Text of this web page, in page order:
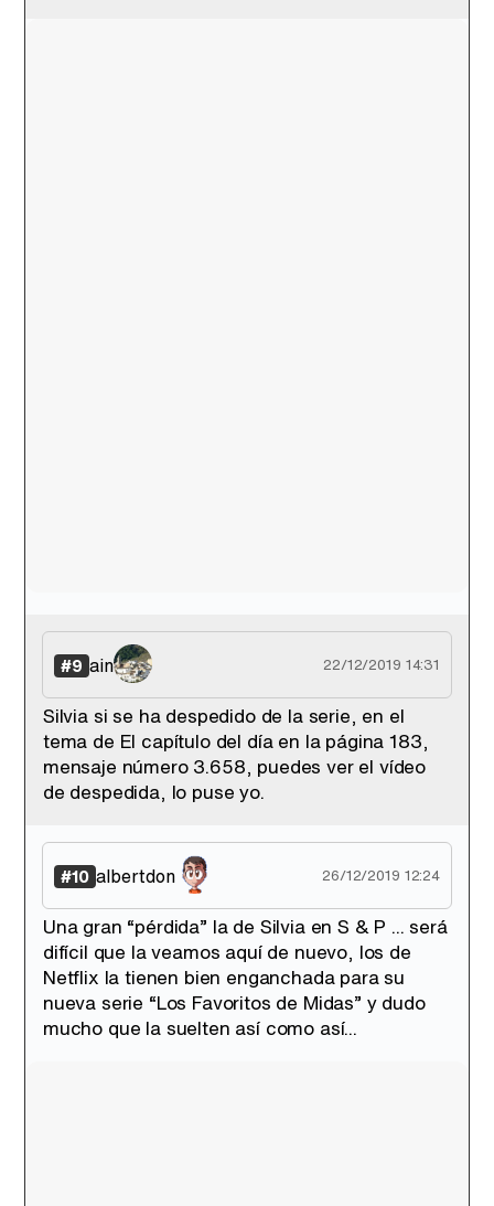
#9 ain 22/12/2019 14:31
Silvia si se ha despedido de la serie, en el
tema de El capítulo del día en la página 183,
mensaje número 3.658, puedes ver el vídeo
de despedida, lo puse yo.
#10 albertdon 26/12/2019 12:24
Una gran “pérdida” la de Silvia en S & P ... será
difícil que la veamos aquí de nuevo, los de
Netflix la tienen bien enganchada para su
nueva serie “Los Favoritos de Midas” y dudo
mucho que la suelten así como así...